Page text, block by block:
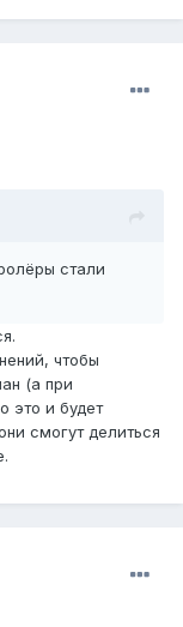
стали
чтобы
(а при
это и будет
смогут делиться